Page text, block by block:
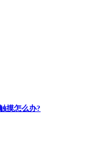
摸怎么办?